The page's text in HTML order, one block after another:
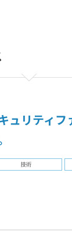
ュリティ
技術